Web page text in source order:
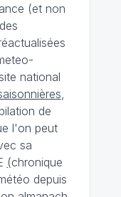
(et non
national
,
de
l'on peut
sa
(chronique
depuis